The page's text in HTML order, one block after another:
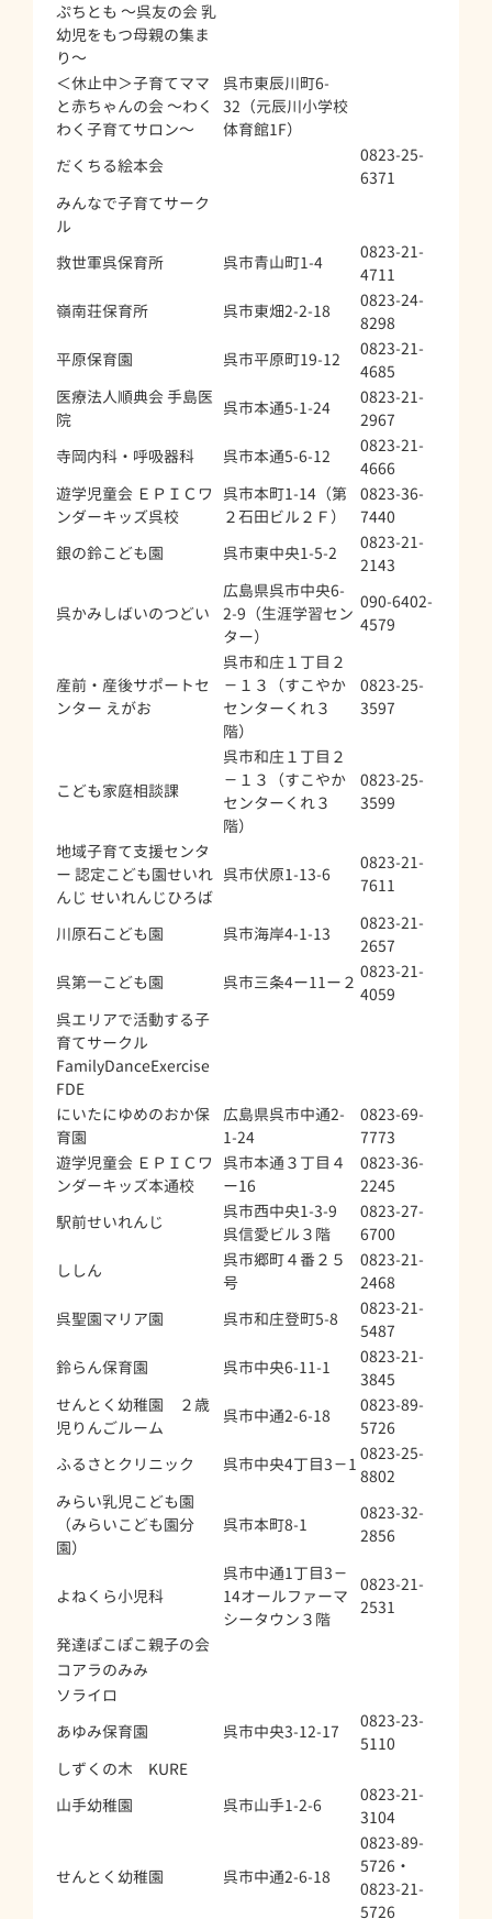
ぷちとも ～呉友の会 乳
幼児をもつ母親の集ま
り～
＜休止中＞子育てママ
と赤ちゃんの会 ～わく
わく子育てサロン～
呉市東辰川町6-
32（元辰川小学校
体育館1F）
だくちる絵本会
0823-25-
6371
みんなで子育てサーク
ル
救世軍呉保育所
呉市青山町1-4
0823-21-
4711
嶺南荘保育所
呉市東畑2-2-18
0823-24-
8298
平原保育園
呉市平原町19-12
0823-21-
4685
医療法人順典会 手島医
院
呉市本通5-1-24
0823-21-
2967
寺岡内科・呼吸器科
呉市本通5-6-12
0823-21-
4666
遊学児童会 ＥＰＩＣワ
ンダーキッズ呉校
呉市本町1-14（第
２石田ビル２Ｆ）
0823-36-
7440
銀の鈴こども園
呉市東中央1-5-2
0823-21-
2143
呉かみしばいのつどい
広島県呉市中央6-
2-9（生涯学習セン
ター）
090-6402-
4579
産前・産後サポートセ
ンター えがお
呉市和庄１丁目２
－１３（すこやか
センターくれ３
階）
0823-25-
3597
こども家庭相談課
呉市和庄１丁目２
－１３（すこやか
センターくれ３
階）
0823-25-
3599
地域子育て支援センタ
ー 認定こども園せいれ
んじ せいれんじひろば
呉市伏原1-13-6
0823-21-
7611
川原石こども園 呉市海岸4-1-13
0823-21-
2657
呉第一こども園
呉市三条4ー11ー２
0823-21-
4059
呉エリアで活動する子
育てサークル
FamilyDanceExercise
FDE
にいたにゆめのおか保
育園
広島県呉市中通2-
1-24
0823-69-
7773
遊学児童会 ＥＰＩＣワ
ンダーキッズ本通校
呉市本通３丁目４
ー16
0823-36-
2245
駅前せいれんじ
呉市西中央1-3-9
呉信愛ビル３階
0823-27-
6700
ししん
呉市郷町４番２５
号
0823-21-
2468
呉聖園マリア園
呉市和庄登町5-8
0823-21-
5487
鈴らん保育園
呉市中央6-11-1
0823-21-
3845
せんとく幼稚園 ２歳
児りんごルーム
呉市中通2-6-18
0823-89-
5726
ふるさとクリニック
呉市中央4丁目3－1
0823-25-
8802
みらい乳児こども園
（みらいこども園分
園）
呉市本町8-1
0823-32-
2856
よねくら小児科
呉市中通1丁目3－
14オールファーマ
シータウン３階
0823-21-
2531
発達ぽこぽこ親子の会
コアラのみみ
ソライロ
あゆみ保育園
呉市中央3-12-17
0823-23-
5110
しずくの木 KURE
山手幼稚園
呉市山手1-2-6
0823-21-
3104
せんとく幼稚園 呉市中通2-6-18
0823-89-
5726・
0823-21-
5726